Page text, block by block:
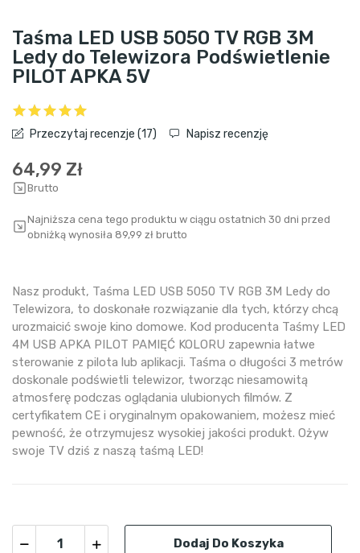
Taśma LED USB 5050 TV RGB 3M
Ledy do Telewizora Podświetlenie
PILOT APKA 5V
Przeczytaj recenzje (17) Napisz recenzję
64,99 Zł
Brutto
Najniższa cena tego produktu w ciągu ostatnich 30 dni przed
obniżką wynosiła 89,99 zł brutto
Nasz produkt, Taśma LED USB 5050 TV RGB 3M Ledy do
Telewizora, to doskonałe rozwiązanie dla tych, którzy chcą
urozmaicić swoje kino domowe. Kod producenta Taśmy LED
4M USB APKA PILOT PAMIĘĆ KOLORU zapewnia łatwe
sterowanie z pilota lub aplikacji. Taśma o długości 3 metrów
doskonale podświetli telewizor, tworząc niesamowitą
atmosferę podczas oglądania ulubionych filmów. Z
certyfikatem CE i oryginalnym opakowaniem, możesz mieć
pewność, że otrzymujesz wysokiej jakości produkt. Ożyw
swoje TV dziś z naszą taśmą LED!
Dodaj Do Koszyka